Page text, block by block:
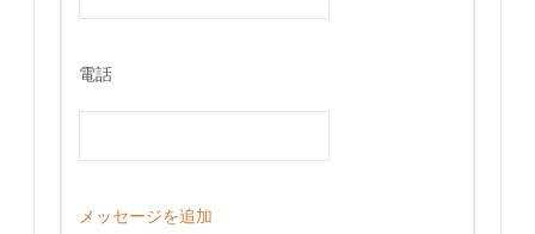
電話
メッセージを追加